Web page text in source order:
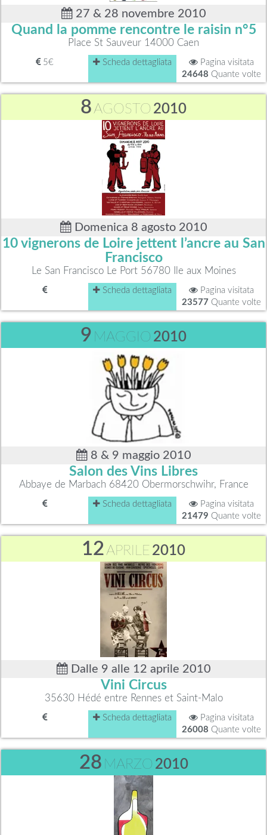
27 & 28 novembre 2010
Quand la pomme rencontre le raisin n°5
Place St Sauveur 14000 Caen
5€ Scheda dettagliata
Pagina visitata
24648 Quante volte
8AGOSTO 2010
Domenica 8 agosto 2010
10 vignerons de Loire jettent l’ancre au San
Francisco
Le San Francisco Le Port 56780 Ile aux Moines
Scheda dettagliata
Pagina visitata
23577 Quante volte
9 MAGGIO 2010
8 & 9 maggio 2010
Salon des Vins Libres
Abbaye de Marbach 68420 Obermorschwihr, France
Scheda dettagliata
Pagina visitata
21479 Quante volte
12APRILE 2010
Dalle 9 alle 12 aprile 2010
Vini Circus
35630 Hédé entre Rennes et Saint-Malo
Scheda dettagliata
Pagina visitata
26008 Quante volte
28 MARZO 2010